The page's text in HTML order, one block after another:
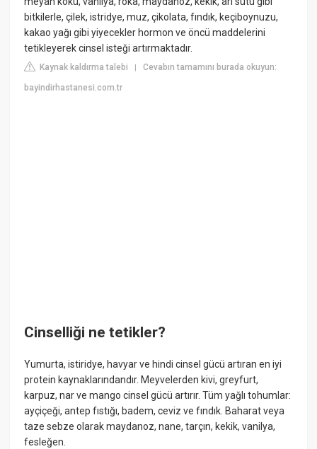
bitkilerle, çilek, istridye, muz, çikolata, fındık, keçiboynuzu,
kakao yağı gibi yiyecekler hormon ve öncü maddelerini
tetikleyerek cinsel isteği artırmaktadır.
Kaynak kaldırma talebi |Cevabın tamamını burada okuyun:
bayindirhastanesi.com.tr
Cinselliği ne tetikler?
Yumurta, istiridye, havyar ve hindi cinsel gücü artıran en iyi
protein kaynaklarındandır. Meyvelerden kivi, greyfurt,
karpuz, nar ve mango cinsel gücü artırır. Tüm yağlı tohumlar:
ayçiçeği, antep fıstığı, badem, ceviz ve fındık. Baharat veya
taze sebze olarak maydanoz, nane, tarçın, kekik, vanilya,
fesleğen.